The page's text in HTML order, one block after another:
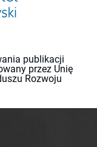
publikacji
przez Unię
Rozwoju